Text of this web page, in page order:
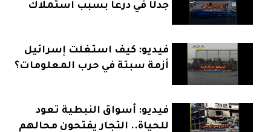
جدلًا في درعا بسبب استملاك
فيديو: كيف استغلت إسرائيل
أزمة سبتة في حرب المعلومات؟
فيديو: أسواق النبطية تعود
للحياة.. التجار يفتحون محالهم